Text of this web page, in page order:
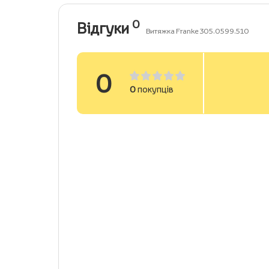
Відгуки 0 Витяжка Franke 305.0599.510
0 0покупців